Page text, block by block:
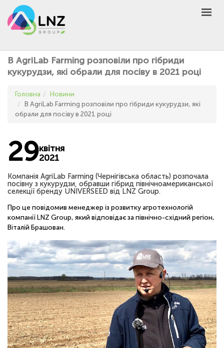
GROUP
AGRO
MARKET
DEFENDA
НОВИНИ
КОНТАКТИ
ІНШЕ
UA EN PL
КУПИТИ
ОНЛАЙН
В AgriLab Farming розповіли про гібриди
кукурудзи, які обрали для посіву в 2021 році
Головна
Новини
В AgriLab Farming розповіли про гібриди кукурудзи, які
обрали для посіву в 2021 році
29квітня
2021
Компанія AgriLab Farming (Чернігівська область) розпочала
посівну з кукурудзи, обравши гібрид північноамериканської
селекції бренду UNIVERSEED від LNZ Group.
Про це повідомив менеджер із розвитку агротехнологій
компанії LNZ Group, який відповідає за північно-східний регіон,
Віталій Брашован.